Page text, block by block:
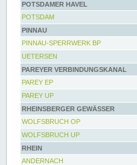
POTSDAMER HAVEL
POTSDAM
PINNAU
PINNAU-SPERRWERK BP
UETERSEN
PAREYER VERBINDUNGSKANAL
PAREY EP
PAREY UP
RHEINSBERGER GEWÄSSER
WOLFSBRUCH OP
WOLFSBRUCH UP
RHEIN
ANDERNACH